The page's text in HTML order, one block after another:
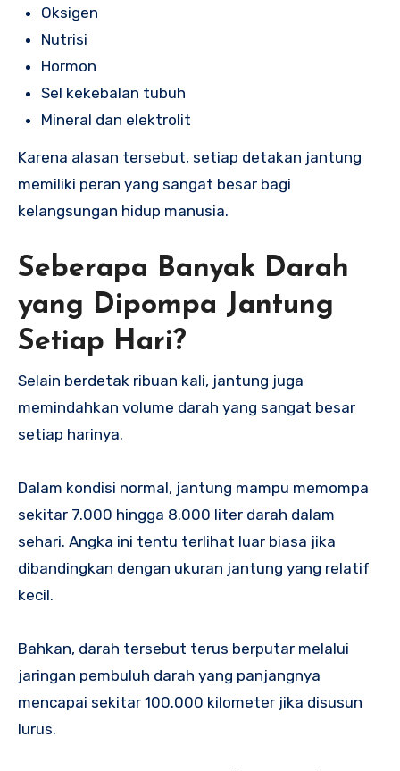
Oksigen
Nutrisi
Hormon
Sel kekebalan tubuh
Mineral dan elektrolit
Karena alasan tersebut, setiap detakan jantung
memiliki peran yang sangat besar bagi
kelangsungan hidup manusia.
Seberapa Banyak Darah
yang Dipompa Jantung
Setiap Hari?
Selain berdetak ribuan kali, jantung juga
memindahkan volume darah yang sangat besar
setiap harinya.
Dalam kondisi normal, jantung mampu memompa
sekitar 7.000 hingga 8.000 liter darah dalam
sehari. Angka ini tentu terlihat luar biasa jika
dibandingkan dengan ukuran jantung yang relatif
kecil.
Bahkan, darah tersebut terus berputar melalui
jaringan pembuluh darah yang panjangnya
mencapai sekitar 100.000 kilometer jika disusun
lurus.